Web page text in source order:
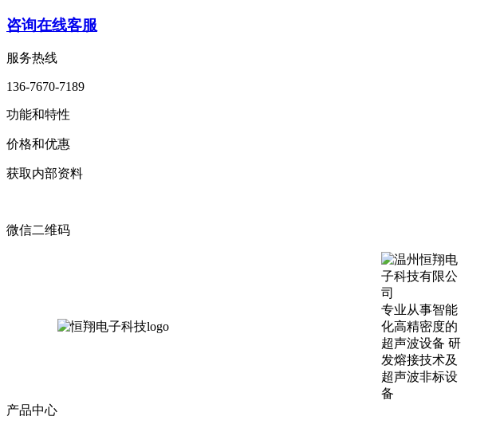
咨询在线客服
服务热线
136-7670-7189
功能和特性
价格和优惠
获取内部资料
微信二维码
专业从事智能
化高精密度的
超声波设备 研
发熔接技术及
超声波非标设
备
产品中心